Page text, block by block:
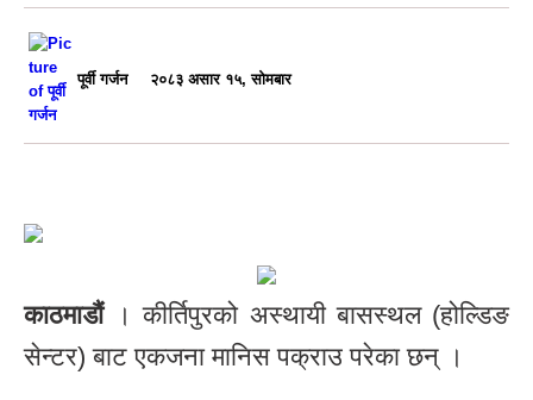
पूर्वी गर्जन २०८३ असार १५, सोमबार
काठमाडौं। कीर्तिपुरको अस्थायी बासस्थल (होल्डिङ
सेन्टर) बाट एकजना मानिस पक्राउ परेका छन् ।